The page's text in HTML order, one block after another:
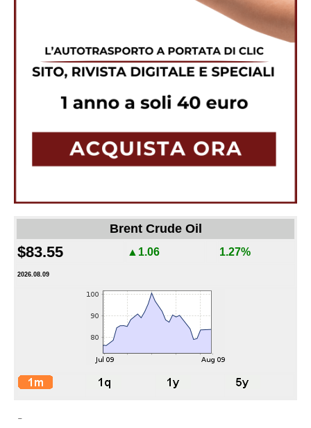
Brent Crude Oil
$83.55 ▲1.06 1.27%
2026.08.09
-